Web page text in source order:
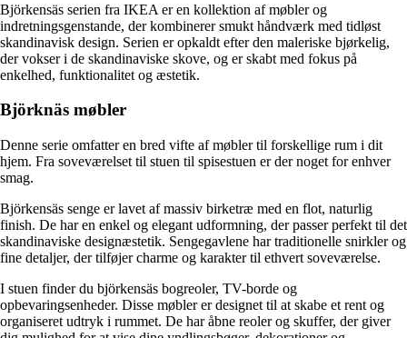
Björkensäs serien fra IKEA er en kollektion af møbler og
indretningsgenstande, der kombinerer smukt håndværk med tidløst
skandinavisk design. Serien er opkaldt efter den maleriske bjørkelig,
der vokser i de skandinaviske skove, og er skabt med fokus på
enkelhed, funktionalitet og æstetik.
Björknäs møbler
Denne serie omfatter en bred vifte af møbler til forskellige rum i dit
hjem. Fra soveværelset til stuen til spisestuen er der noget for enhver
smag.
Björkensäs senge er lavet af massiv birketræ med en flot, naturlig
finish. De har en enkel og elegant udformning, der passer perfekt til det
skandinaviske designæstetik. Sengegavlene har traditionelle snirkler og
fine detaljer, der tilføjer charme og karakter til ethvert soveværelse.
I stuen finder du björkensäs bogreoler, TV-borde og
opbevaringsenheder. Disse møbler er designet til at skabe et rent og
organiseret udtryk i rummet. De har åbne reoler og skuffer, der giver